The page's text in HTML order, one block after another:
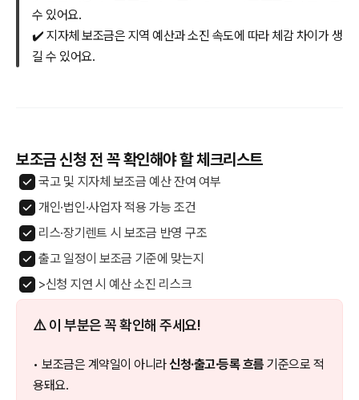
수 있어요.
✔️ 지자체 보조금은 지역 예산과 소진 속도에 따라 체감 차이가 생
길 수 있어요.
보조금 신청 전 꼭 확인해야 할 체크리스트
국고 및 지자체 보조금 예산 잔여 여부
개인·법인·사업자 적용 가능 조건
리스·장기렌트 시 보조금 반영 구조
출고 일정이 보조금 기준에 맞는지
>신청 지연 시 예산 소진 리스크
⚠️ 이 부분은 꼭 확인해 주세요!
• 보조금은 계약일이 아니라신청·출고·등록 흐름 기준으로 적
용돼요.